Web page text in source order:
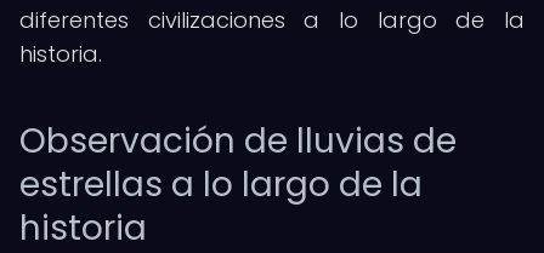
diferentes civilizaciones a lo largo de la
historia.
Observación de lluvias de
estrellas a lo largo de la
historia